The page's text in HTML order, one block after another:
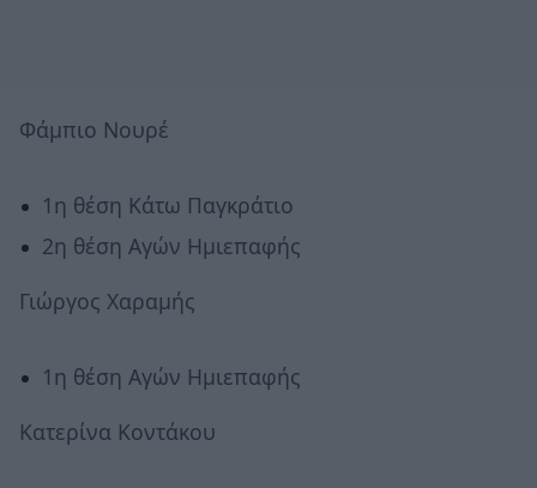
Φάμπιο Νουρέ
1η θέση Κάτω Παγκράτιο
2η θέση Αγών Ημιεπαφής
Γιώργος Χαραμής
1η θέση Αγών Ημιεπαφής
Κατερίνα Κοντάκου